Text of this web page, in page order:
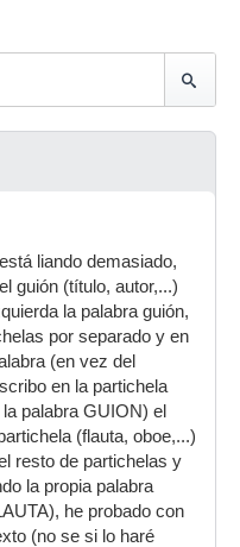
liando demasiado,
guión (título, autor,...)
la palabra guión,
por separado y en
(en vez del
en la partichela
palabra GUION) el
(flauta, oboe,...)
resto de partichelas y
la propia palabra
he probado con
(no se si lo haré